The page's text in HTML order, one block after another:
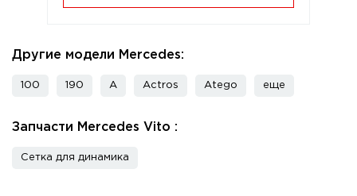
Другие модели Mercedes:
100 190 A Actros Atego еще
Запчасти Mercedes Vito :
Сетка для динамика